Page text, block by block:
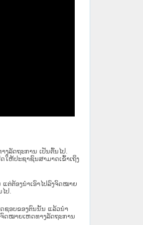
ລັດຖະການ ເປັນ​ຕົ້ນ​ໄປ.
ຫ້ປະຊາຊົນສາມາດເຂົ້າເຖິງ
ຕ່ຕ້ອງນໍາເອົາໄປລົງຈົດໝາຍ
ປ.
ຊອບຂອງຕົນນັ້ນ ແລ້ວນໍາ
ດ​ໝາຍ​ເຫດ​ທາງ​ລັດ​ຖະ​ການ